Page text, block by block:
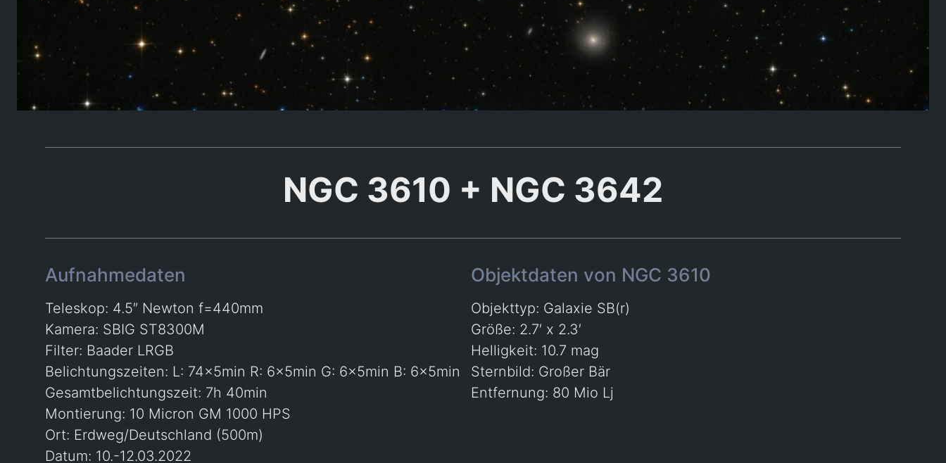
NGC 3610 + NGC 3642
Aufnahmedaten
Teleskop: 4.5″ Newton f=440mm
Kamera: SBIG ST8300M
Filter: Baader LRGB
Belichtungszeiten: L: 74x5min R: 6x5min G: 6x5min B: 6x5min
Gesamtbelichtungszeit: 7h 40min
Montierung: 10 Micron GM 1000 HPS
Ort: Erdweg/Deutschland (500m)
Datum: 10.-12.03.2022
Objektdaten von NGC 3610
Objekttyp: Galaxie SB(r)
Größe: 2.7′ x 2.3′
Helligkeit: 10.7 mag
Sternbild: Großer Bär
Entfernung: 80 Mio Lj